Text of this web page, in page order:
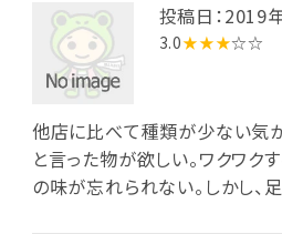
投稿日：2019
3.0★★★☆☆
他店に比べて種類が少ない気
と言った物が欲しい。ワクワク
の味が忘れられない。しかし、